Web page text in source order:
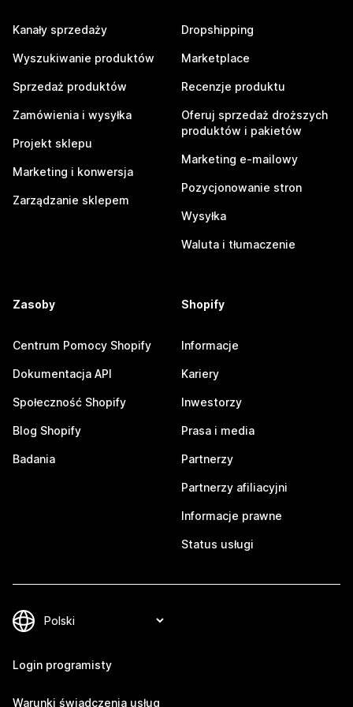
Kanały sprzedaży
Wyszukiwanie produktów
Sprzedaż produktów
Zamówienia i wysyłka
Projekt sklepu
Marketing i konwersja
Zarządzanie sklepem
Dropshipping
Marketplace
Recenzje produktu
Oferuj sprzedaż droższych
produktów i pakietów
Marketing e-mailowy
Pozycjonowanie stron
Wysyłka
Waluta i tłumaczenie
Zasoby
Centrum Pomocy Shopify
Dokumentacja API
Społeczność Shopify
Blog Shopify
Badania
Shopify
Informacje
Kariery
Inwestorzy
Prasa i media
Partnerzy
Partnerzy afiliacyjni
Informacje prawne
Status usługi
Login programisty
Warunki świadczenia usług